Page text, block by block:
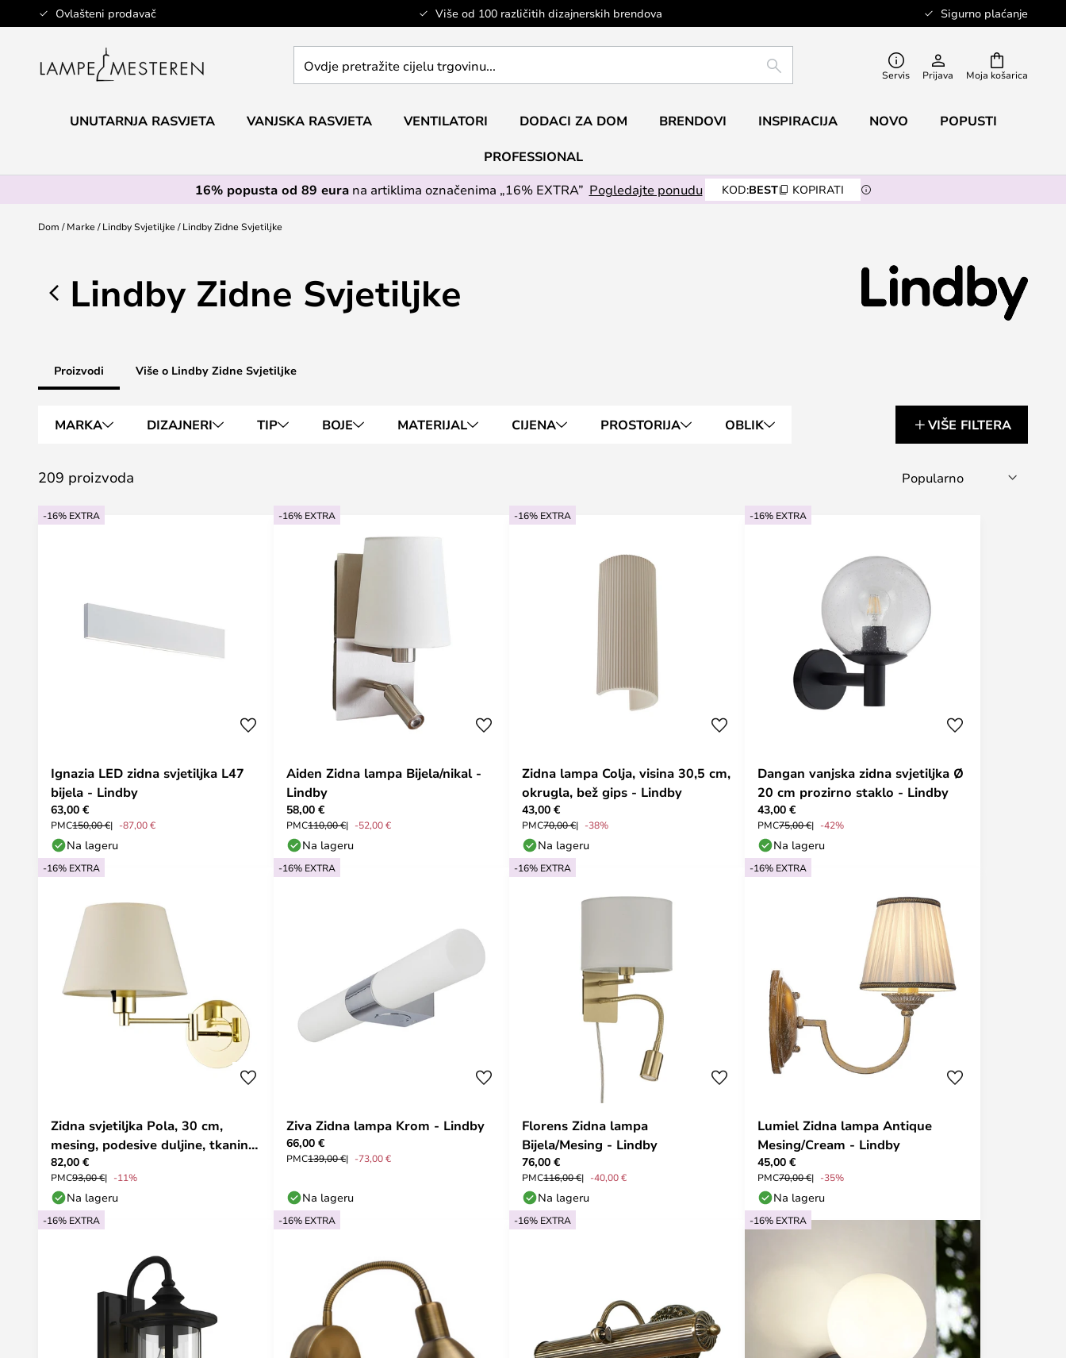
Ovlašteni prodavač Više od 100 različitih dizajnerskih brendova Sigurno plaćanje
Skip
to
Moja košarica
pretražite
trgovinu...
TRAŽI Servis Prijava
UNUTARNJA RASVJETA VANJSKA RASVJETA VENTILATORI DODACI ZA DOM BRENDOVI INSPIRACIJA NOVO POPUSTI
PROFESSIONAL
16% popusta od 89 eurana artiklima označenima „16% EXTRA” Pogledajte ponudu KOD:BEST KOPIRATI
Dom Marke Lindby Svjetiljke Lindby Zidne Svjetiljke
Lindby Zidne Svjetiljke
Proizvodi Više o Lindby Zidne Svjetiljke
MARKA DIZAJNERI TIP BOJE MATERIJAL CIJENA PROSTORIJA OBLIK VIŠE FILTERA
209 proizvoda
-16% EXTRA
Ignazia LED zidna svjetiljka L47
bijela - Lindby
63,00 €
PMC150,00 € -87,00 €
Na lageru
-16% EXTRA
Aiden Zidna lampa Bijela/nikal -
Lindby
58,00 €
PMC110,00 € -52,00 €
Na lageru
-16% EXTRA
Zidna lampa Colja, visina 30,5 cm,
okrugla, bež gips - Lindby
43,00 €
PMC70,00 € -38%
Na lageru
-16% EXTRA
Dangan vanjska zidna svjetiljka Ø
20 cm prozirno staklo - Lindby
43,00 €
PMC75,00 € -42%
Na lageru
-16% EXTRA
Zidna svjetiljka Pola, 30 cm,
mesing, podesive duljine, tkanina
- Lindby
82,00 €
PMC93,00 € -11%
Na lageru
-16% EXTRA
Ziva Zidna lampa Krom - Lindby
66,00 €
PMC139,00 € -73,00 €
Na lageru
-16% EXTRA
Florens Zidna lampa
Bijela/Mesing - Lindby
76,00 €
PMC116,00 € -40,00 €
Na lageru
-16% EXTRA
Lumiel Zidna lampa Antique
Mesing/Cream - Lindby
45,00 €
PMC70,00 € -35%
Na lageru
-16% EXTRA -16% EXTRA -16% EXTRA -16% EXTRA